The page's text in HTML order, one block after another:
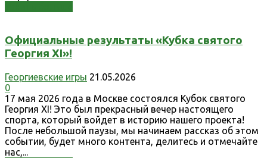
Официальные результаты «Кубка святого
Георгия XI»!
Георгиевские игры 21.05.2026
0
17 мая 2026 года в Москве состоялся Кубок святого
Георгия XI! Это был прекрасный вечер настоящего
спорта, который войдет в историю нашего проекта!
После небольшой паузы, мы начинаем рассказ об этом
событии, будет много контента, делитесь и отмечайте
нас,...